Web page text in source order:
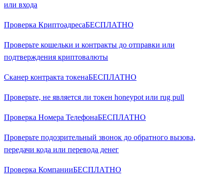
или входа
Проверка КриптоадресаБЕСПЛАТНО
Проверьте кошельки и контракты до отправки или
подтверждения криптовалюты
Сканер контракта токенаБЕСПЛАТНО
Проверьте, не является ли токен honeypot или rug pull
Проверка Номера ТелефонаБЕСПЛАТНО
Проверьте подозрительный звонок до обратного вызова,
передачи кода или перевода денег
Проверка КомпанииБЕСПЛАТНО